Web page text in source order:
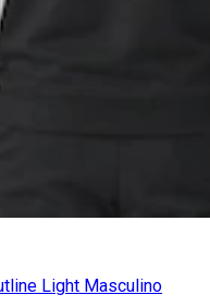
Light Masculino